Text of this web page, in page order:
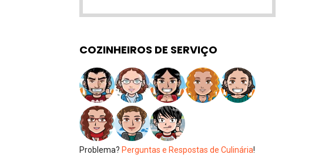
COZINHEIROS DE SERVIÇO
Problema? Perguntas e Respostas de Culinária!